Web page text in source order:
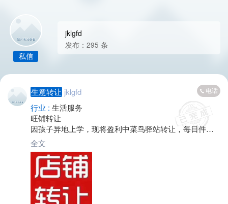
私信
jklgfd
发布：295 条
生意转让 jklgfd 电话
行业 : 生活服务
旺铺转让
因孩子异地上学，现将盈利中菜鸟驿站转让，每日件量4
00至500。共三层顶层棋牌室四个包厢一个仓库，中间隔
层可居住可办公
一楼超市+菜鸟驿站
价格面议
全文